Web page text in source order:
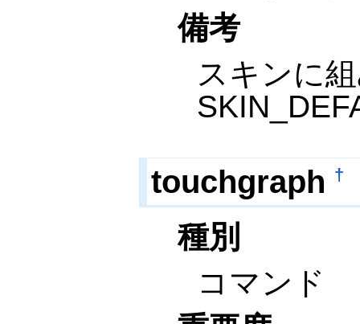
備考
スキンに
touchgraph †
種別
コマンド